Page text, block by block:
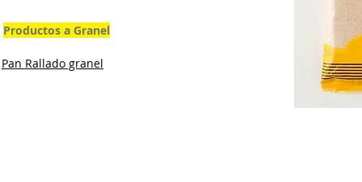
Productos a Granel
Pan Rallado granel